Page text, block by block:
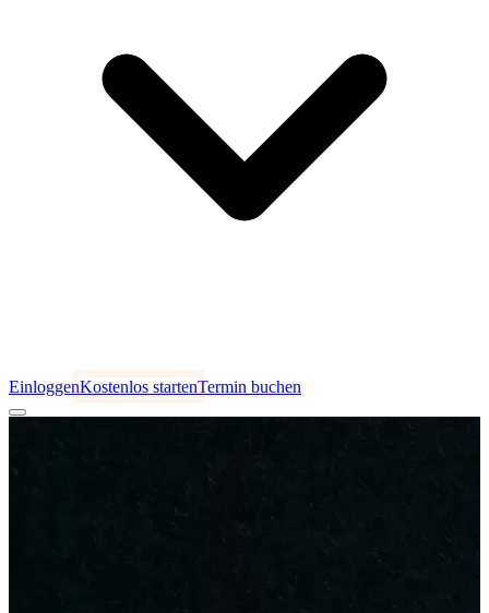
EinloggenKostenlos startenTermin buchen